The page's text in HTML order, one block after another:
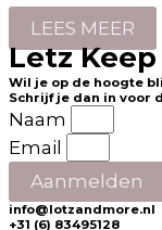
LEES MEER
Letz
Wil je op de hoogte
Schrijf je dan in voor
Naam
Email
Aanmelden
info@lotzandmore.nl
+31 (6) 83495128